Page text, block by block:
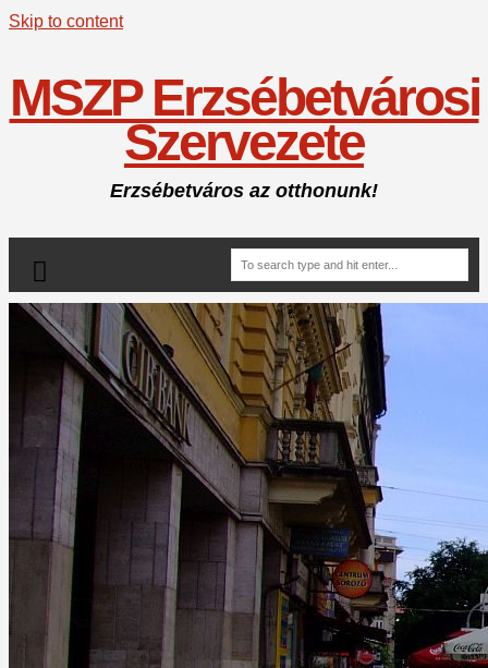
Skip to content
MSZP Erzsébetvárosi
Szervezete
Erzsébetváros az otthonunk!